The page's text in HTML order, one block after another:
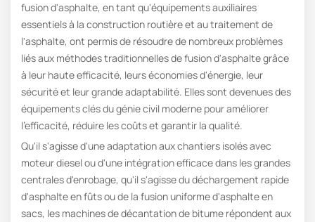
fusion d'asphalte, en tant qu'équipements auxiliaires
essentiels à la construction routière et au traitement de
l'asphalte, ont permis de résoudre de nombreux problèmes
liés aux méthodes traditionnelles de fusion d'asphalte grâce
à leur haute efficacité, leurs économies d'énergie, leur
sécurité et leur grande adaptabilité. Elles sont devenues des
équipements clés du génie civil moderne pour améliorer
l'efficacité, réduire les coûts et garantir la qualité.
Qu'il s'agisse d'une adaptation aux chantiers isolés avec
moteur diesel ou d'une intégration efficace dans les grandes
centrales d'enrobage, qu'il s'agisse du déchargement rapide
d'asphalte en fûts ou de la fusion uniforme d'asphalte en
sacs, les machines de décantation de bitume répondent aux